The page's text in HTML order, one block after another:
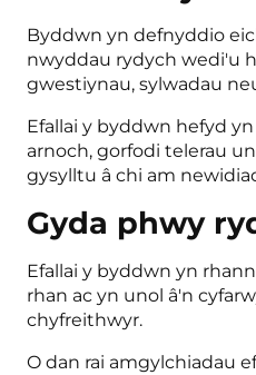
Byddwn yn defnyddio
nwyddau rydych wedi'u
gwestiynau, sylwadau
Efallai y byddwn hefyd
arnoch, gorfodi telerau
gysylltu â chi am
Gyda phwy
Efallai y byddwn yn
rhan ac yn unol â'n
chyfreithwyr.
O dan rai amgylchiadau